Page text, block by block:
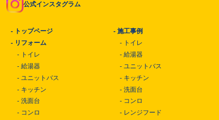
公式インスタグラム
- トップページ
- リフォーム
- トイレ
- 給湯器
- ユニットバス
- キッチン
- 洗面台
- コンロ
-施工事例
- トイレ
-給湯器
- ユニットバス
- キッチン
-洗面台
- コンロ
- レンジフード